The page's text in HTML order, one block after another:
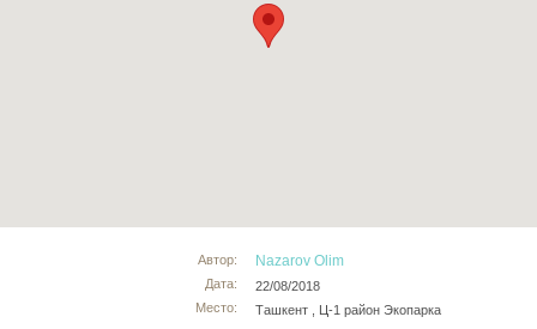
Автор:
Дата:
Место:
Nazarov Olim
22/08/2018
Ташкент , Ц-1 район Экопарка